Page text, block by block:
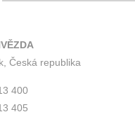
Česká republika
400
405